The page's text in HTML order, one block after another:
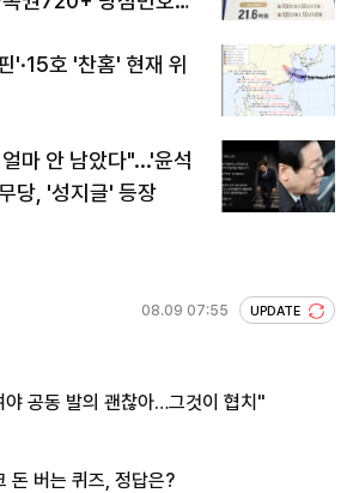
'·15호 '찬홈' 현재 위
마 안 남았다"...'윤석
당, '성지글' 등장
08.09 07:55 UPDATE
공동 발의 괜찮아…그것이 협치"
돈 버는 퀴즈, 정답은?